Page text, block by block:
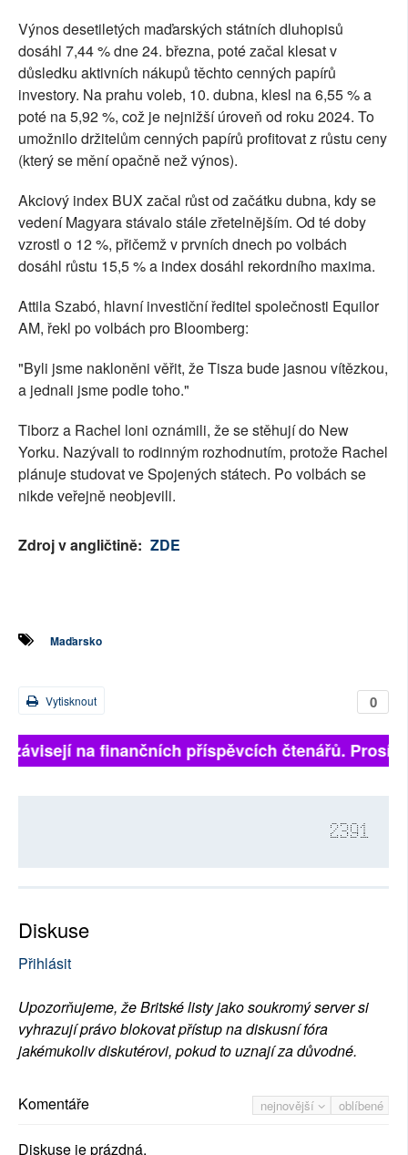
Výnos desetiletých maďarských státních dluhopisů
dosáhl 7,44 % dne 24. března, poté začal klesat v
důsledku aktivních nákupů těchto cenných papírů
investory. Na prahu voleb, 10. dubna, klesl na 6,55 % a
poté na 5,92 %, což je nejnižší úroveň od roku 2024. To
umožnilo držitelům cenných papírů profitovat z růstu ceny
(který se mění opačně než výnos).
Akciový index BUX začal růst od začátku dubna, kdy se
vedení Magyara stávalo stále zřetelnějším. Od té doby
vzrostl o 12 %, přičemž v prvních dnech po volbách
dosáhl růstu 15,5 % a index dosáhl rekordního maxima.
Attila Szabó, hlavní investiční ředitel společnosti Equilor
AM, řekl po volbách pro Bloomberg:
"Byli jsme nakloněni věřit, že Tisza bude jasnou vítězkou,
a jednali jsme podle toho."
Tiborz a Rachel loni oznámili, že se stěhují do New
Yorku. Nazývali to rodinným rozhodnutím, protože Rachel
plánuje studovat ve Spojených státech. Po volbách se
nikde veřejně neobjevili.
Zdroj v angličtině: ZDE
Maďarsko
0
Vytisknout
na finančních příspěvcích čtenářů.
2391
Diskuse
Přihlásit
Upozorňujeme, že Britské listy jako soukromý server si
vyhrazují právo blokovat přístup na diskusní fóra
jakémukoliv diskutérovi, pokud to uznají za důvodné.
nejnovější oblíbené
Komentáře
Diskuse je prázdná.